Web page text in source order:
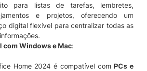
para listas de tarefas, lembretes,
e projetos, oferecendo um
digital flexível para centralizar todas as
com Windows e Mac:
Home 2024 é compatível com PCs e